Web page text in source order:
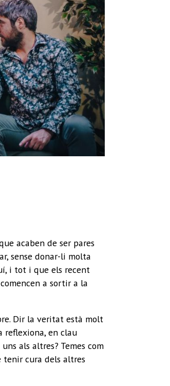
acaben de ser pares
sense donar-li molta
i tot i que els recent
a sortir a la
Dir la veritat està molt
reflexiona, en clau
als altres? Temes com
cura dels altres